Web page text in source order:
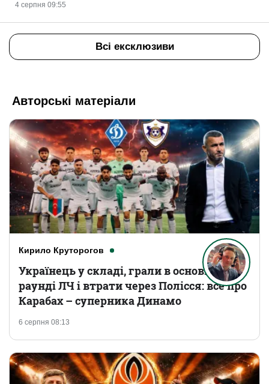
4 серпня 09:55
Всі ексклюзиви
Авторські матеріали
Кирило Круторогов
6 серпня 08:13
Українець у складі, грали в основному
раунді ЛЧ і втрати через Полісся: все про
Карабах – суперника Динамо